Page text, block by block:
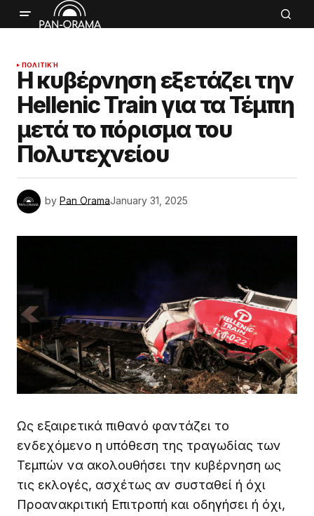
ΠΟΛΙΤΙΚΉ
Η κυβέρνηση εξετάζει την
Hellenic Train για τα Τέμπη
μετά το πόρισμα του
Πολυτεχνείου
by Pan OramaJanuary 31, 2025
Ως εξαιρετικά πιθανό φαντάζει το
ενδεχόμενο η υπόθεση της τραγωδίας των
Τεμπών να ακολουθήσει την κυβέρνηση ως
τις εκλογές, ασχέτως αν συσταθεί ή όχι
Προανακριτική Επιτροπή και οδηγήσει ή όχι,